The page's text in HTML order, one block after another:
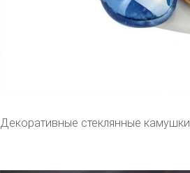
Декоративные стеклянные камушки